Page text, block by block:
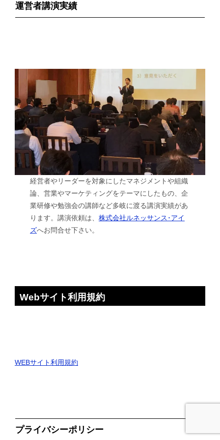
運営者講演実績
経営者やリーダーを対象にしたマネジメントや組織
論、営業やマーケティングをテーマにしたもの、企
業研修や勉強会の講師など多岐に渡る講演実績があ
ります。講演依頼は、株式会社ルネッサンス･アイ
ズへお問合せ下さい。
Webサイト利用規約
WEBサイト利用規約
プライバシーポリシー